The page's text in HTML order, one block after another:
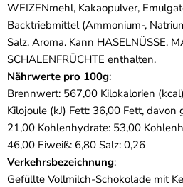
WEIZENmehl, Kakaopulver,
Backtriebmittel (Ammonium-,
Salz, Aroma. Kann HASELNÜSSE,
SCHALENFRÜCHTE enthalten.
Nährwerte pro 100g:
Brennwert: 567,00 Kilokalorien
Kilojoule (kJ) Fett: 36,00 Fett, davon
21,00 Kohlenhydrate: 53,00
46,00 Eiweiß: 6,80 Salz: 0,26
Verkehrsbezeichnung:
Gefüllte Vollmilch-Schokolade mit